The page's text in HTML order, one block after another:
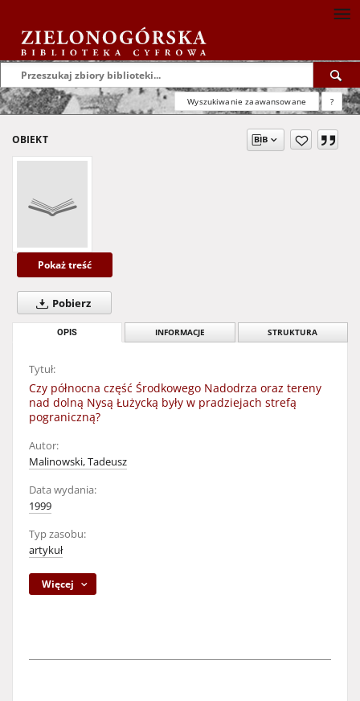
Wyszukiwanie zaawansowane ?
OBIEKT
Pokaż treść
Pobierz
OPIS INFORMACJE STRUKTURA
Tytuł:
Czy północna część Środkowego Nadodrza oraz tereny
nad dolną Nysą Łużycką były w pradziejach strefą
pograniczną?
Autor:
Malinowski, Tadeusz
Data wydania:
1999
Typ zasobu:
artykuł
Więcej